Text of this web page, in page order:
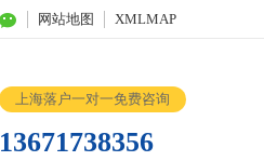
网站地图 XMLMAP
上海落户一对一免费咨询
13671738356